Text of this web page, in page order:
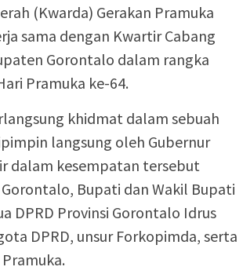
(Kwarda) Gerakan Pramuka
sama dengan Kwartir Cabang
Gorontalo dalam rangka
Pramuka ke-64.
khidmat dalam sebuah
langsung oleh Gubernur
dalam kesempatan tersebut
Bupati dan Wakil Bupati
DPRD Provinsi Gorontalo Idrus
DPRD, unsur Forkopimda, serta